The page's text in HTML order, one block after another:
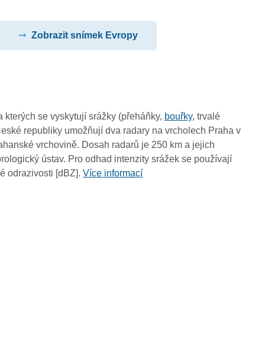
05:20
05:10
05:00
04:50
Zobrazit snímek Evropy
se vyskytují srážky (přeháňky, bouřky, trvalé
republiky umožňují dva radary na vrcholech Praha v
vrchovině. Dosah radarů je 250 km a jejich
ústav. Pro odhad intenzity srážek se používají
odrazivosti [dBZ].Více informací